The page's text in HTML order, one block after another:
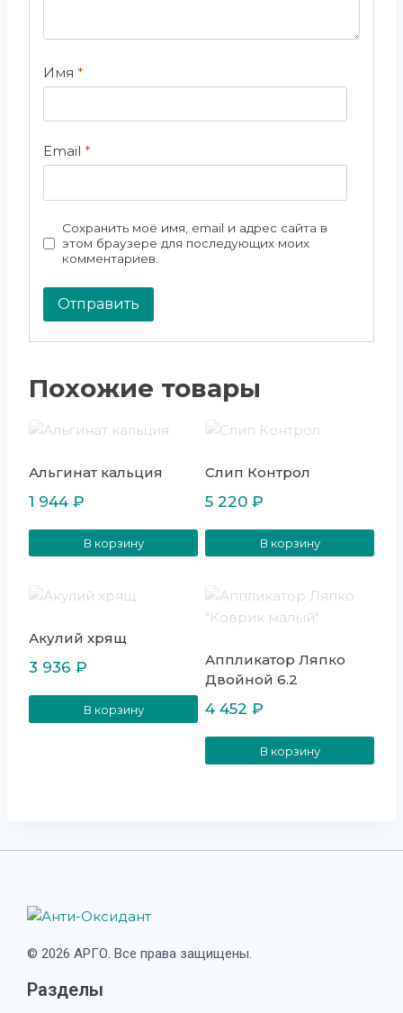
Имя *
Email *
Сохранить моё имя, email и адрес сайта в
этом браузере для последующих моих
комментариев.
Похожие товары
Альгинат кальция
1 944 ₽
В корзину
Слип Контрол
5 220 ₽
В корзину
Акулий хрящ
3 936 ₽
В корзину
Аппликатор Ляпко
Двойной 6.2
4 452 ₽
В корзину
© 2026 АРГО. Все права защищены.
Разделы